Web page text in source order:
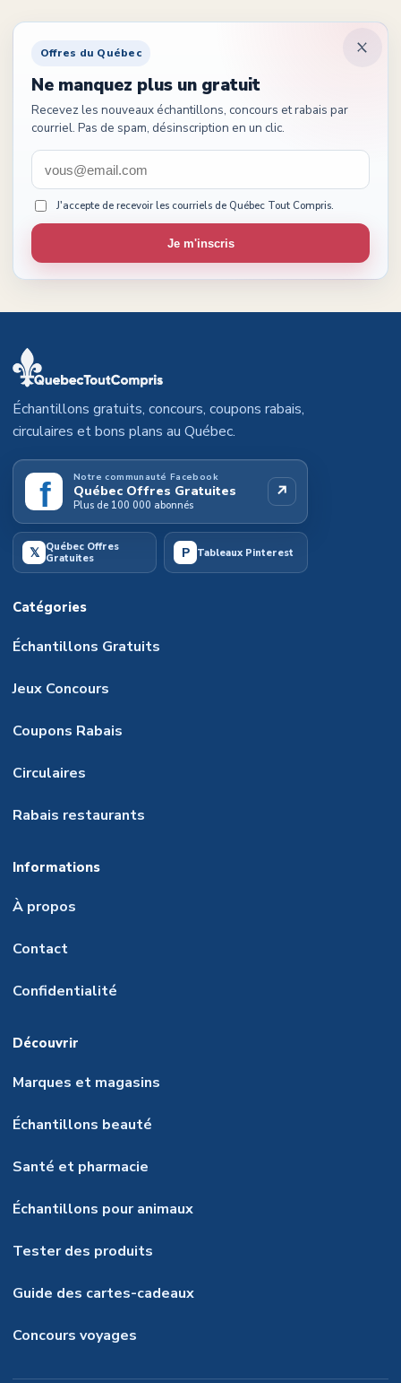
Offres du Québec
Ne manquez plus un gratuit
Recevez les nouveaux échantillons, concours et rabais par
courriel. Pas de spam, désinscription en un clic.
J'accepte de recevoir les courriels de Québec Tout Compris.
Je m'inscris
Échantillons gratuits, concours, coupons rabais,
circulaires et bons plans au Québec.
f Notre communauté Facebook
Québec Offres Gratuites
Plus de 100 000 abonnés
↗
𝕏 Québec Offres
Gratuites
P Tableaux Pinterest
Catégories
Échantillons Gratuits
Jeux Concours
Coupons Rabais
Circulaires
Rabais restaurants
Informations
À propos
Contact
Confidentialité
Découvrir
Marques et magasins
Échantillons beauté
Santé et pharmacie
Échantillons pour animaux
Tester des produits
Guide des cartes-cadeaux
Concours voyages